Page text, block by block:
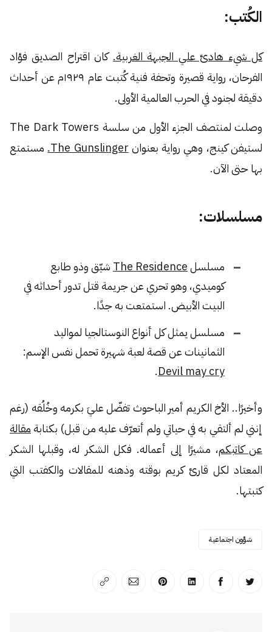
الكُتب:
كل شيء هادئ علي الجبهة الغربية. كان اقتراح الصديق فؤاد
الفرحان، رواية قصيرة وتحفة فنية كُتبت عام ١٩٢٩م عن أحداث
دقيقة لجنود في الحرب العالمية الأولى.
وصلت لمنتصف الجزء الأول من سلسة The Dark Towers
لستيفن كينج، وهي رواية بعنوان The Gunslinger. مستمتع
بها حتى الآن.
مسلسلات:
مسلسلThe Residence شيّق وذو طابع
كوميدي، وهو تحري عن جريمة قتل تدور أحداثه في
البيت الأبيض. استمتعت به جدًا.
مسلسل يمثل كل أنواع النوستالجيا لمواليد
الثمانينات عن قصة لعبة شهيرة تحمل نفس الإسم:
Devil may cry
.
وأخيرًا.. الأخ الكريم أمير الباحوث تفضّل عليَ بكرمه وخُلُقه (رغم
إنني لم ألتقي به في حياتي ولم أتعرّف عليه من قبل) بكتابةمقالة
عن كاتبكم، مشيرًا إلى أعماله. فكل الشكر له، وقبلها الشكر
المعتاد لكل قارئ كريم بوقته وذهنه للمقالات والكفتب التي
كتبتها.
شؤون اجتماعية
انشر على تويترانشر على الفيسبوك
انشر على لينكد إن
انشر على بينترست
انشر على الإيميل
انسخ الرابط